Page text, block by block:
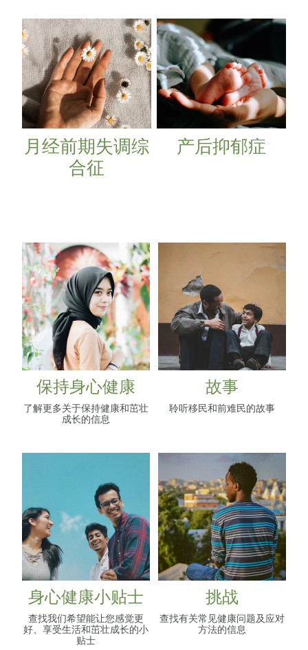
月经前期失调综合征
月经前期失调综
合征
产后抑郁症
产后抑郁症
保持身心健康
保持身心健康
了解更多关于保持健康和茁壮
成长的信息
故事
聆听移民和前难民的故事
身心健康小贴士
查找我们希望能让您感觉更
好、享受生活和茁壮成长的小
贴士
挑战
查找有关常见健康问题及应对
方法的信息